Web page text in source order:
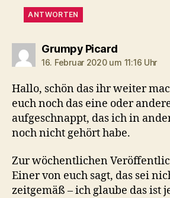
ANTWORTEN
Grumpy Picardsagt:
16. Februar 2020 um 11:16 Uhr
Hallo, schön das ihr weiter
euch noch das eine oder
aufgeschnappt, das ich in
noch nicht gehört habe.
Zur wöchentlichen
Einer von euch sagt, das sei
zeitgemäß – ich glaube das ist